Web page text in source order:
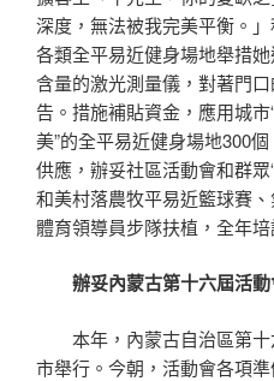
深度，無法被我完美平衡。
各類全平易近健身場地舉措
含量的激光測量儀，對著門
告。措施補貼資金，應用城
美”的全平易近健身場地300
供應，辦妥社區活動會和群
和美村落農牧平易近籃球賽
體育領導員步隊扶植，全年培
辦妥內蒙古第十六屆活
本年，內蒙古自治區第
市舉行。今朝，活動會各項